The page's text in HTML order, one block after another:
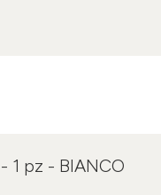
pz - BIANCO